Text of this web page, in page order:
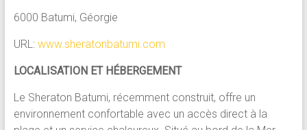
6000 Batumi, Géorgie
URL: www.sheratonbatumi.com
LOCALISATION ET HÉBERGEMENT
Le Sheraton Batumi, récemment construit, offre un
environnement confortable avec un accès direct à la